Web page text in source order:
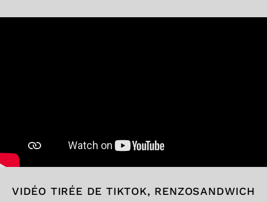
VIDÉO TIRÉE DE TIKTOK, RENZOSANDWICH